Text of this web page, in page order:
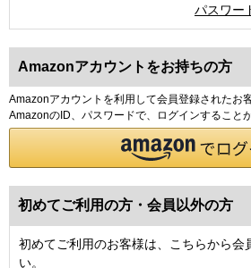
パスワー
Amazonアカウントをお持ちの方
Amazonアカウントを利用して会員登録されたお客
AmazonのID、パスワードで、ログインすること
初めてご利用の方・会員以外の方
初めてご利用のお客様は、こちらから会
い。